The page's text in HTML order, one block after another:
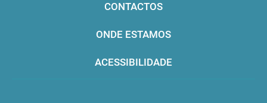
CONTACTOS
ONDE ESTAMOS
ACESSIBILIDADE